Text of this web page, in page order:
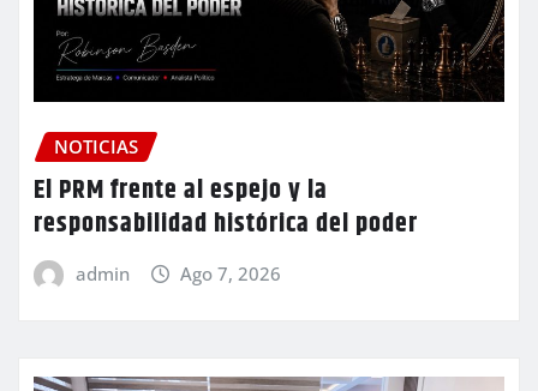
NOTICIAS
El PRM frente al espejo y la
responsabilidad histórica del poder
admin Ago 7, 2026